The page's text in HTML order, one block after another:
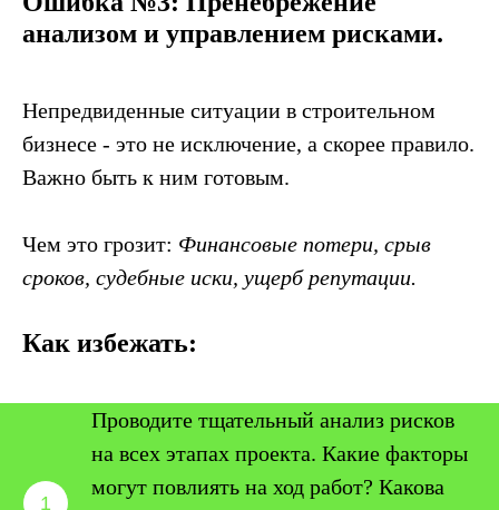
анализом и управлением рисками.
Непредвиденные ситуации в строительном
бизнесе - это не исключение, а скорее правило.
Важно быть к ним готовым.
Чем это грозит: Финансовые потери, срыв
сроков, судебные иски, ущерб репутации.
Как избежать:
Проводите тщательный анализ рисков
на всех этапах проекта. Какие факторы
могут повлиять на ход работ? Какова